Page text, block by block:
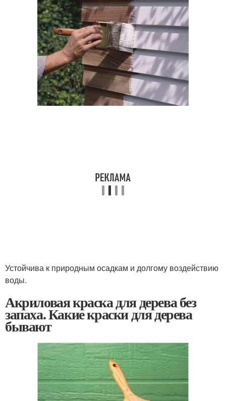
Устойчива к природным осадкам и долгому воздействию
воды.
Акриловая краска для дерева без
запаха. Какие краски для дерева
бывают